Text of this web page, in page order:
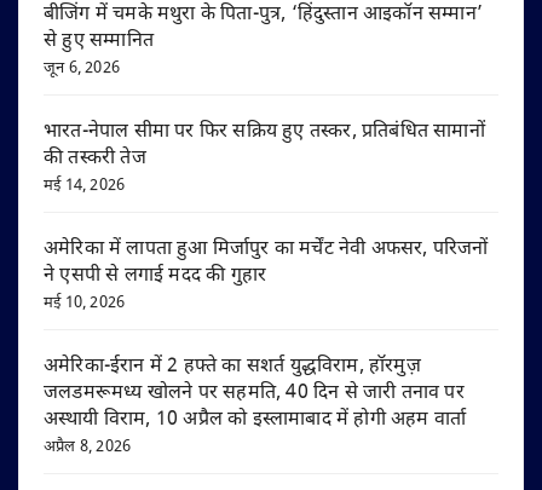
बीजिंग में चमके मथुरा के पिता-पुत्र, ‘हिंदुस्तान आइकॉन सम्मान’
से हुए सम्मानित
जून 6, 2026
भारत-नेपाल सीमा पर फिर सक्रिय हुए तस्कर, प्रतिबंधित सामानों
की तस्करी तेज
मई 14, 2026
अमेरिका में लापता हुआ मिर्जापुर का मर्चेंट नेवी अफसर, परिजनों
ने एसपी से लगाई मदद की गुहार
मई 10, 2026
अमेरिका-ईरान में 2 हफ्ते का सशर्त युद्धविराम, हॉरमुज़
जलडमरूमध्य खोलने पर सहमति, 40 दिन से जारी तनाव पर
अस्थायी विराम, 10 अप्रैल को इस्लामाबाद में होगी अहम वार्ता
अप्रैल 8, 2026